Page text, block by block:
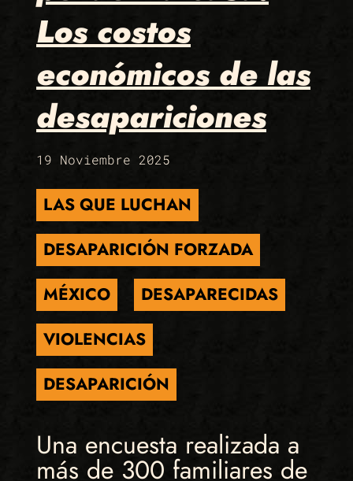
Los costos
económicos de las
desapariciones
19 Noviembre 2025
LAS QUE LUCHAN
DESAPARICIÓN FORZADA
MÉXICO
DESAPARECIDAS
VIOLENCIAS
DESAPARICIÓN
Una encuesta realizada a
más de 300 familiares de